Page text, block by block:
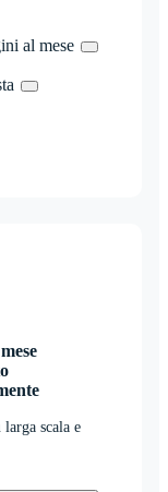
al mese
scala e